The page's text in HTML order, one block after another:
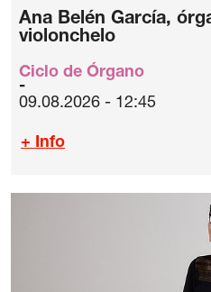
Ana Belén García,
violonchelo
Ciclo de Órgano
09.08.2026 - 12:45
+ Info